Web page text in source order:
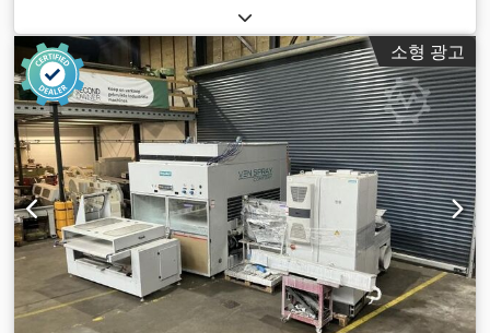
소형 광고